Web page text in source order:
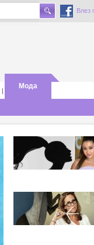
Влез
|
Мода